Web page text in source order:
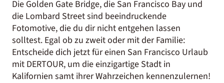
Die Golden Gate Bridge, die San Francisco Bay und
die Lombard Street sind beeindruckende
Fotomotive, die du dir nicht entgehen lassen
solltest. Egal ob zu zweit oder mit der Familie:
Entscheide dich jetzt für einen San Francisco Urlaub
mit DERTOUR, um die einzigartige Stadt in
Kalifornien samt ihrer Wahrzeichen kennenzulernen!